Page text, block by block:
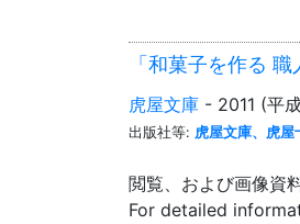
「和菓子を作る
虎屋文庫 - 2011 (平
出版社等: 虎屋文庫、虎屋
閲覧、および画像資
For detailed